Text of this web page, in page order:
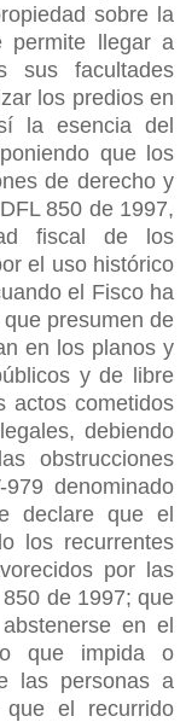
sobre la
permite llegar a
sus facultades
los predios en
la esencia del
que los
de derecho y
850 de 1997,
fiscal de los
el uso histórico
el Fisco ha
presumen de
en los planos y
y de libre
actos cometidos
debiendo
obstrucciones
denominado
declare que el
los recurrentes
por las
de 1997; que
en el
que impida o
las personas a
el recurrido